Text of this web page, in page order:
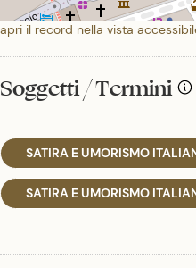
apri il record nella vista
Soggetti / Termini
SATIRA E UMORISMO
SATIRA E UMORISMO